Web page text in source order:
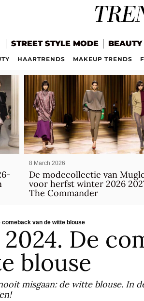
STREET STYLE MODE BEAUTY
HAARTRENDS MAKEUP TRENDS
8 March 2026
De modecollectie van
voor herfst winter 2026
The Commander
van de witte blouse
De
blouse
misgaan: de witte blouse. In